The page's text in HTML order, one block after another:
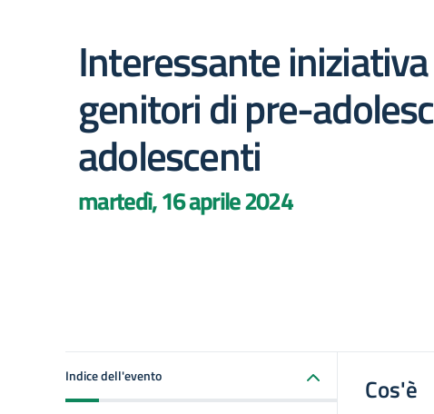
Interessante
genitori di pre-
adolescenti
martedì, 16 aprile 2024
Indice dell'evento Cos'è